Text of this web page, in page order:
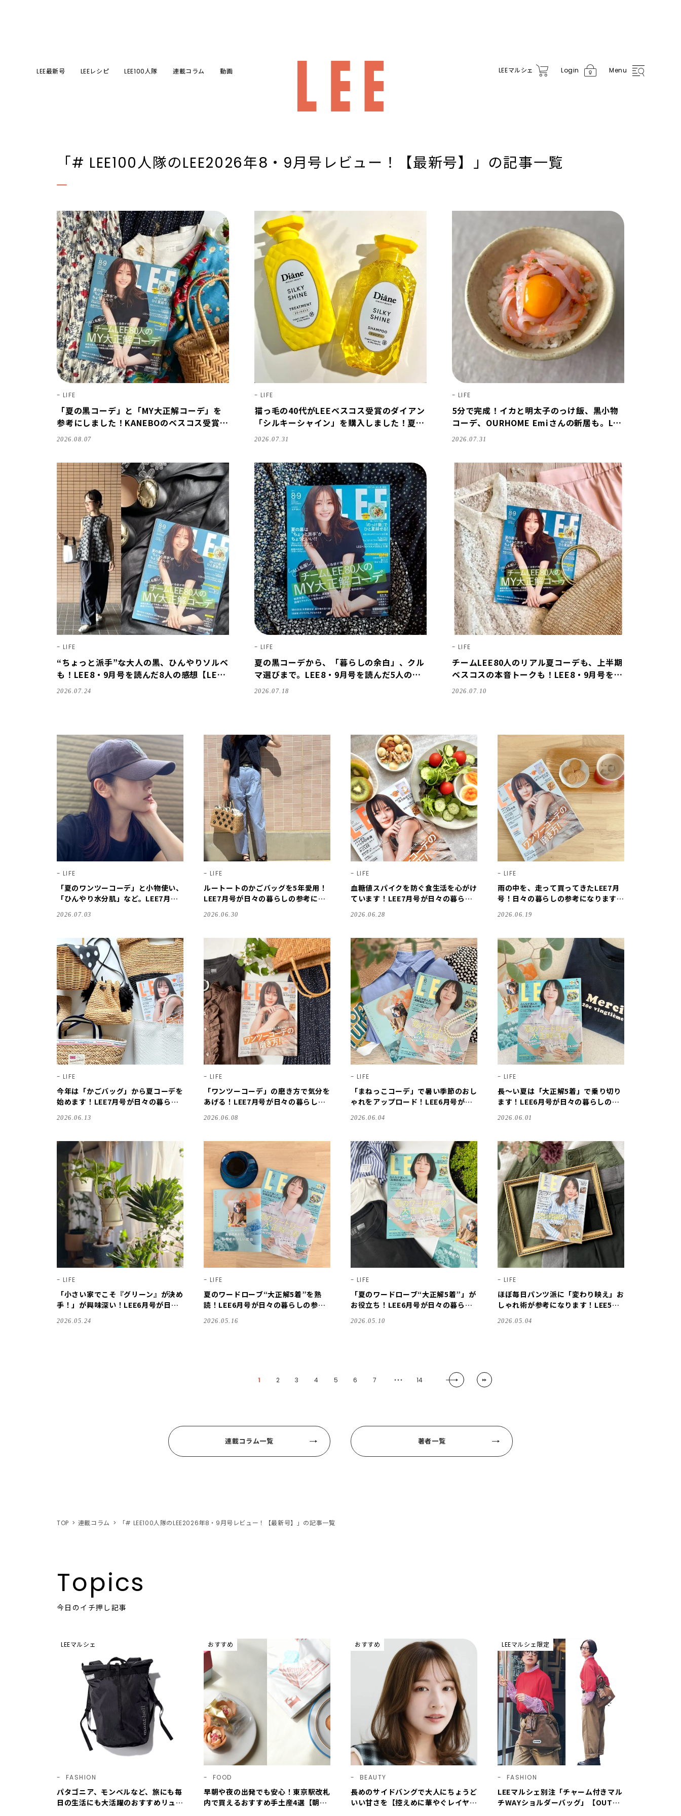
LEE最新号 LEEレシピ LEE100人隊 連載コラム 動画 LEEマルシェ Login Menu
「# LEE100人隊のLEE2026年8・9月号レビュー！【最新号】」 の記事一覧
LIFE
「夏の黒コーデ」と「MY大正解コーデ」を
参考にしました！KANEBOのベスコス受賞リ
ップ購入も。LEE8・9月号を読んだ6人の感
2026.08.07
LIFE
猫っ毛の40代がLEEベスコス受賞のダイアン
「シルキーシャイン」を購入しました！夏の
黒コーデ、朝時間も【LEE100人隊レビューv
2026.07.31
LIFE
5分で完成！イカと明太子のっけ飯、黒小物
コーデ、OURHOME Emiさんの新居も。LEE
8・9月号を読んだ7人の感想【LEE100人隊
2026.07.31
LIFE
“ちょっと派手”な大人の黒、ひんやりソルベ
も！LEE8・9月号を読んだ8人の感想【LEE1
00人隊のレビューvol.3・2026】
2026.07.24
LIFE
夏の黒コーデから、「暮らしの余白」、クル
マ選びまで。LEE8・9月号を読んだ5人の感
想【LEE100人隊のレビューvol.2・2026】
2026.07.18
LIFE
チームLEE80人のリアル夏コーデも、上半期
ベスコスの本音トークも！LEE8・9月号を読
んだ8人の感想【LEE100人隊のレビューvol.
2026.07.10
LIFE
「夏のワンツーコーデ」と小物使い、
「ひんやり水分肌」など。LEE7月号
レビューvol.6・2026】
2026.07.03
LIFE
ルートートのかごバッグを5年愛用！
LEE7月号が日々の暮らしの参考にな
l.5・2026】
2026.06.30
LIFE
血糖値スパイクを防ぐ食生活を心がけ
ています！LEE7月号が日々の暮らし
レビューvol.4・2026】
2026.06.28
LIFE
雨の中を、走って買ってきたLEE7月
号！日々の暮らしの参考になります♪
6】
2026.06.19
LIFE
今年は「かごバッグ」から夏コーデを
始めます！LEE7月号が日々の暮らし
レビューvol.2・2026】
2026.06.13
LIFE
「ワンツーコーデ」の磨き方で気分を
あげる！LEE7月号が日々の暮らしの
ビューvol.1・2026】
2026.06.08
LIFE
「まねっこコーデ」で暑い季節のおし
ゃれをアップロード！LEE6月号が
EE100人隊のレビューvol.5・2026】
2026.06.04
LIFE
長～い夏は「大正解5着」で乗り切り
ます！LEE6月号が日々の暮らしの参
ューvol.4・2026】
2026.06.01
LIFE
「小さい家でこそ『グリーン』が決め
手！」が興味深い！LEE6月号が日々
0人隊のレビューvol.3・2026】
2026.05.24
LIFE
夏のワードローブ“大正解5着”を熟
読！LEE6月号が日々の暮らしの参考
ーvol.2・2026】
2026.05.16
LIFE
「夏のワードローブ“大正解5着”」が
お役立ち！LEE6月号が日々の暮らし
レビューvol.・2026】
2026.05.10
LIFE
ほぼ毎日パンツ派に「変わり映え」お
しゃれ術が参考になります！LEE5月
ビューvol.5・2026】
2026.05.04
1 2 3 4 5 6 7 ・・・ 14
連載コラム一覧 著者一覧
TOP 連載コラム 「# LEE100人隊のLEE2026年8・9月号レビュー！【最新号】」の記事一覧
Topics
今日のイチ押し記事
LEEマルシェ
FASHION
パタゴニア、モンベルなど、旅にも毎
日の生活にも大活躍のおすすめリュッ
おすすめ
FOOD
早朝や夜の出発でも安心！東京駅改札
内で買えるおすすめ手土産4選【朝6
おすすめ
BEAUTY
長めのサイドバングで大人にちょうど
いい甘さを【控えめに華やぐレイヤー
LEEマルシェ限定
FASHION
LEEマルシェ別注「チャーム付きマル
チWAYショルダーバッグ」【OUTDO